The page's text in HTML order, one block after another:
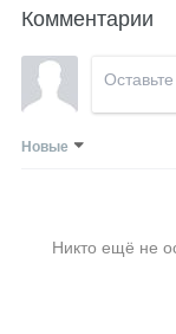
Комментарии
Новые
Никто ещё не